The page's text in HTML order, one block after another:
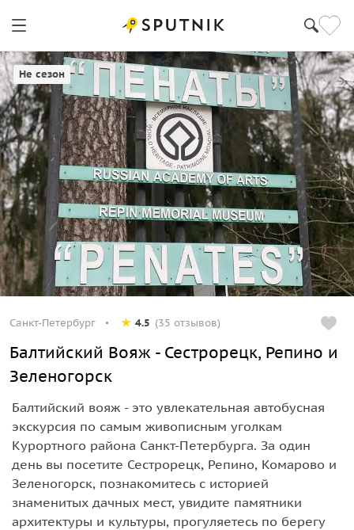
Санкт-Петербург
Не сезон
Санкт-Петербург 4.5 (35 отзывов)
Балтийский Вояж - Сестрорецк, Репино и
Зеленогорск
Балтийский вояж - это увлекательная автобусная
экскурсия по самым живописным уголкам
Курортного района Санкт-Петербурга. За один
день вы посетите Сестрорецк, Репино, Комарово и
Зеленогорск, познакомитесь с историей
знаменитых дачных мест, увидите памятники
архитектуры и культуры, прогуляетесь по берегу